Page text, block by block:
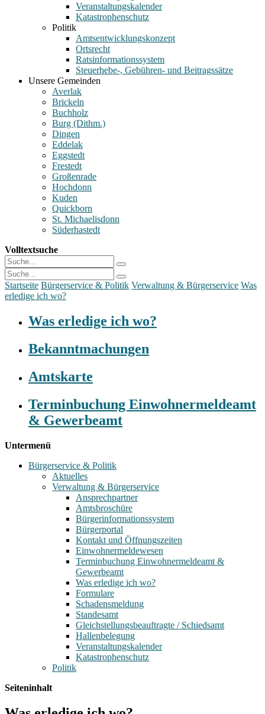
Veranstaltungskalender
Katastrophenschutz
Politik
Amtsentwicklungskonzept
Ortsrecht
Ratsinformationssystem
Steuerhebe-, Gebühren- und Beitragssätze
Unsere Gemeinden
Averlak
Brickeln
Buchholz
Burg (Dithm.)
Dingen
Eddelak
Eggstedt
Frestedt
Großenrade
Hochdonn
Kuden
Quickborn
St. Michaelisdonn
Süderhastedt
Volltextsuche
Startseite Bürgerservice & Politik Verwaltung & Bürgerservice Was
erledige ich wo?
Was erledige ich wo?
Bekanntmachungen
Amtskarte
Terminbuchung Einwohnermeldeamt
& Gewerbeamt
Untermenü
Bürgerservice & Politik
Aktuelles
Verwaltung & Bürgerservice
Ansprechpartner
Amtsbroschüre
Bürgerinformationssystem
Bürgerportal
Kontakt und Öffnungszeiten
Einwohnermeldewesen
Terminbuchung Einwohnermeldeamt &
Gewerbeamt
Was erledige ich wo?
Formulare
Schadensmeldung
Standesamt
Gleichstellungsbeauftragte / Schiedsamt
Hallenbelegung
Veranstaltungskalender
Katastrophenschutz
Politik
Seiteninhalt